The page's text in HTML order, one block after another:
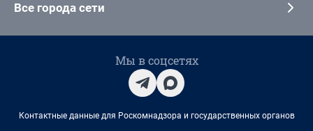
Все города сети
Мы в соцсетях
Контактные данные для Роскомнадзора и государственных органов